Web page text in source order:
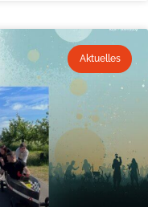
Aktuelles